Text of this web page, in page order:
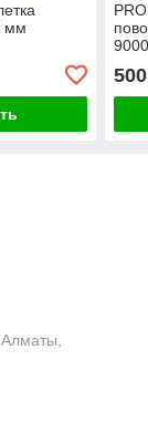
мм
500